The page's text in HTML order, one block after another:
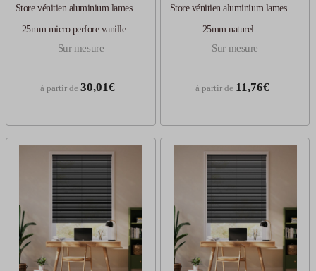
Store vénitien aluminium lames
25mm micro perfore vanille
Sur mesure
à partir de 30,01€
Store vénitien aluminium lames
25mm naturel
Sur mesure
à partir de 11,76€